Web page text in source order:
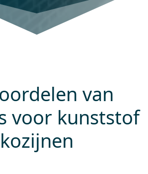
van
voor kunststof
kozijnen